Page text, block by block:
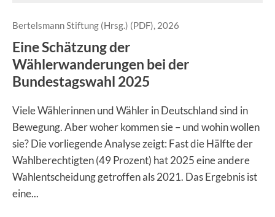
Bertelsmann Stiftung (Hrsg.) (PDF), 2026
Eine Schätzung der
Wählerwanderungen bei der
Bundestagswahl 2025
Viele Wählerinnen und Wähler in Deutschland sind in
Bewegung. Aber woher kommen sie – und wohin wollen
sie? Die vorliegende Analyse zeigt: Fast die Hälfte der
Wahlberechtigten (49 Prozent) hat 2025 eine andere
Wahlentscheidung getroffen als 2021. Das Ergebnis ist
eine...